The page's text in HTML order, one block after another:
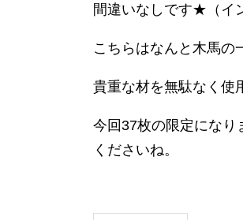
間違いなしです★（イ
こちらはなんと木馬の
貴重な材を無駄なく使
今回37枚の限定になり
くださいね。